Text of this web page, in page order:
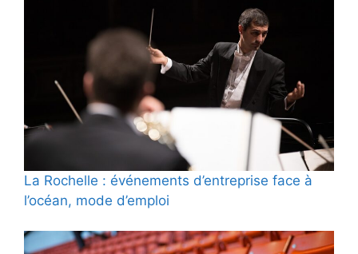
La Rochelle : événements d’entreprise face à
l’océan, mode d’emploi